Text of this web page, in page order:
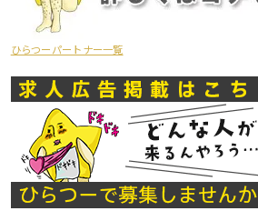
ひらつーパートナー一覧